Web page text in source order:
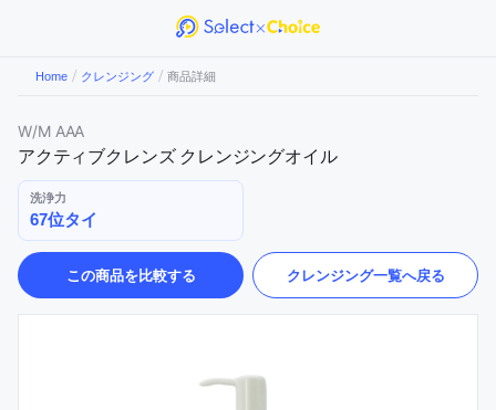
Home / クレンジング / 商品詳細
W/M AAA
アクティブクレンズ クレンジングオイル
洗浄力
67位タイ
この商品を比較する クレンジング一覧へ戻る